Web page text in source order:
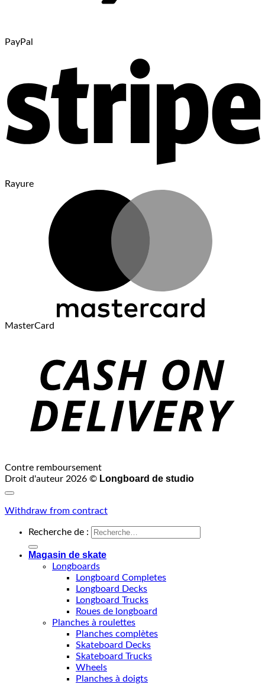
PayPal
Rayure
MasterCard
Contre remboursement
Droit d'auteur 2026 © Longboard de studio
Withdraw from contract
Recherche de :
Magasin de skate
Longboards
Longboard Completes
Longboard Decks
Longboard Trucks
Roues de longboard
Planches à roulettes
Planches complètes
Skateboard Decks
Skateboard Trucks
Wheels
Planches à doigts